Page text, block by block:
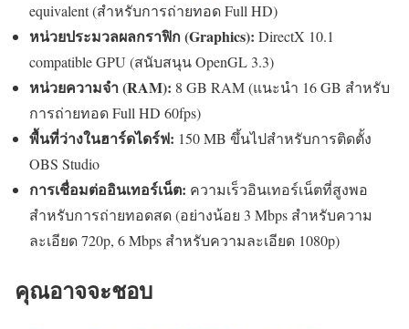
equivalent (สำหรับการถ่ายทอด Full HD)
หน่วยประมวลผลกราฟิก (Graphics): DirectX 10.1
compatible GPU (สนับสนุน OpenGL 3.3)
หน่วยความจำ (RAM): 8 GB RAM (แนะนำ 16 GB สำหรับ
การถ่ายทอด Full HD 60fps)
พื้นที่ว่างในฮาร์ดไดร์ฟ: 150 MB ขึ้นไปสำหรับการติดตั้ง
OBS Studio
การเชื่อมต่ออินเทอร์เน็ต: ความเร็วอินเทอร์เน็ตที่สูงพอ
สำหรับการถ่ายทอดสด (อย่างน้อย 3 Mbps สำหรับความ
ละเอียด 720p, 6 Mbps สำหรับความละเอียด 1080p)
คุณอาจจะชอบ